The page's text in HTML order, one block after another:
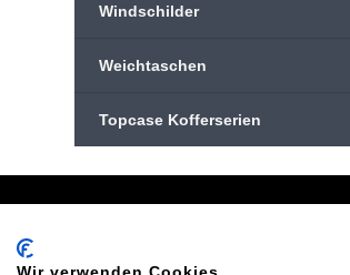
Windschilder
Weichtaschen
Topcase Kofferserien
info@bikeshop24.net